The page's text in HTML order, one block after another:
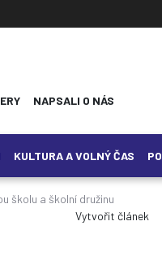
NAPSALI O NÁS
KULTURA A VOLNÝ ČAS
školu a školní družinu
Vytvořit článek